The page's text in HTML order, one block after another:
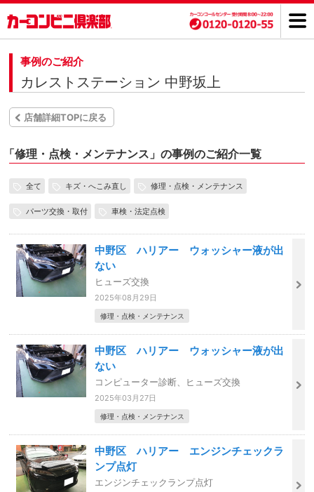
事例のご紹介
カレストステーション 中野坂上
店舗詳細TOPに戻る
「修理・点検・メンテナンス」の事例のご紹介一覧
全て キズ・へこみ直し 修理・点検・メンテナンス
パーツ交換・取付 車検・法定点検
中野区 ハリアー ウォッシャー液が出
ない
ヒューズ交換
2025年08月29日
修理・点検・メンテナンス
中野区 ハリアー ウォッシャー液が出
ない
コンピューター診断、ヒューズ交換
2025年03月27日
修理・点検・メンテナンス
中野区 ハリアー エンジンチェックラ
ンプ点灯
エンジンチェックランプ点灯